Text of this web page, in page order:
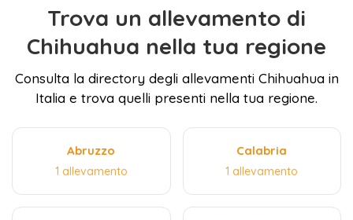
Trova un allevamento di
Chihuahua nella tua regione
Consulta la directory degli allevamenti Chihuahua in
Italia e trova quelli presenti nella tua regione.
Abruzzo
1 allevamento
Calabria
1 allevamento